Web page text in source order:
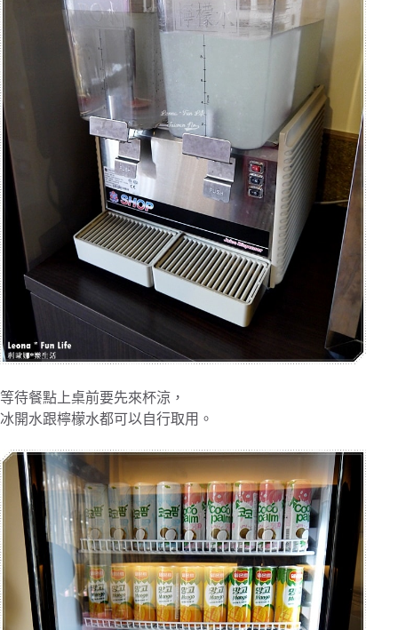
等待餐點上桌前要先來杯涼，
冰開水跟檸檬水都可以自行取用。